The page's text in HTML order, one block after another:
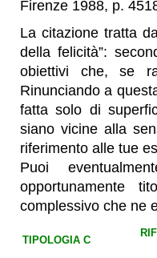
Firenze 1988, p.
La citazione tratta
della felicità”:
obiettivi che, se
Rinunciando a
fatta solo di
siano vicine alla
riferimento alle tue
Puoi
opportunamente
complessivo che ne
TIPOLOGIA C